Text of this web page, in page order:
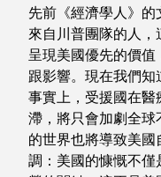
先前《經濟學人》
來自川普團隊的人
呈現美國優先的價
跟影響。現在我們知
事實上，受援國在
滯，將只會加劇全
的世界也將導致美
調：美國的慷慨不